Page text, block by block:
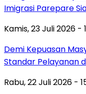
Imigrasi Parepare
Kamis, 23 Juli 2026 -
Demi Kepuasan
Standar Pelayanan
Rabu, 22 Juli 2026 -